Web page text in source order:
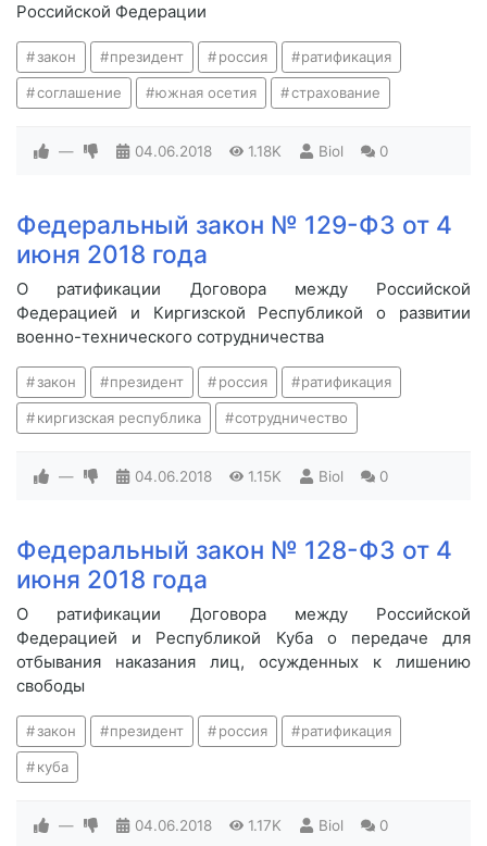
Российской Федерации
закон президент россия ратификация
соглашение южная осетия страхование
— 04.06.2018 1.18K Biol 0
Федеральный закон № 129-ФЗ от 4
июня 2018 года
О ратификации Договора между Российской
Федерацией и Киргизской Республикой о развитии
военно-технического сотрудничества
закон президент россия ратификация
киргизская республика сотрудничество
— 04.06.2018 1.15K Biol 0
Федеральный закон № 128-ФЗ от 4
июня 2018 года
О ратификации Договора между Российской
Федерацией и Республикой Куба о передаче для
отбывания наказания лиц, осужденных к лишению
свободы
закон президент россия ратификация
куба
— 04.06.2018 1.17K Biol 0